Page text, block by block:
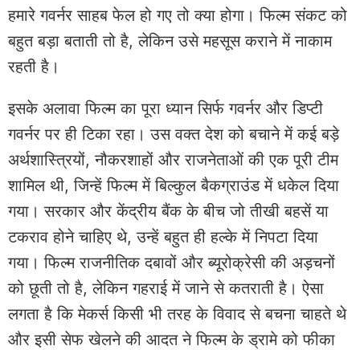
हमारे गवर्नर साहब फेल हो गए तो क्या होगा। फिल्म संकट को
बहुत बड़ा बताती तो है, लेकिन उसे महसूस कराने में नाकाम
रहती है।
इसके अलावा फिल्म का पूरा ध्यान सिर्फ गवर्नर और डिप्टी
गवर्नर पर ही टिका रहा। उस वक्त देश को बचाने में कई बड़े
अर्थशास्त्रियों, नौकरशाहों और राजनेताओं की एक पूरी टीम
शामिल थी, जिन्हें फिल्म में बिल्कुल बैकग्राउंड में धकेल दिया
गया। सरकार और केंद्रीय बैंक के बीच जो तीखी बहसें या
टकराव होने चाहिए थे, उन्हें बहुत ही हल्के में निपटा दिया
गया। फिल्म राजनीतिक दबावों और ब्यूरोक्रेसी की अड़चनों
को छूती तो है, लेकिन गहराई में जाने से कतराती है। ऐसा
लगता है कि मेकर्स किसी भी तरह के विवाद से बचना चाहते थे
और इसी सेफ खेलने की आदत ने फिल्म के ड्रामे को फीका